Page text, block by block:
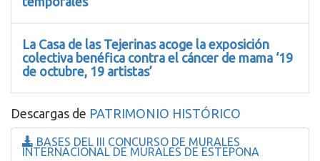
La Casa de las Tejerinas acoge la exposición
colectiva benéfica contra el cáncer de mama ‘19
de octubre, 19 artistas’
Descargas de PATRIMONIO HISTÓRICO
BASES DEL III CONCURSO DE MURALES
INTERNACIONAL DE MURALES DE ESTEPONA